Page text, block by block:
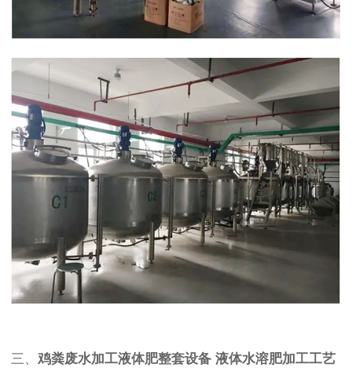
三、 鸡粪废水加工液体肥整套设备 液体水溶肥加工工艺